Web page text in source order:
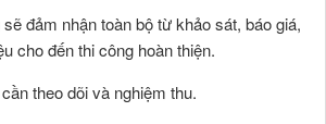
đảm nhận toàn bộ từ khảo sát, báo giá,
cho đến thi công hoàn thiện.
theo dõi và nghiệm thu.